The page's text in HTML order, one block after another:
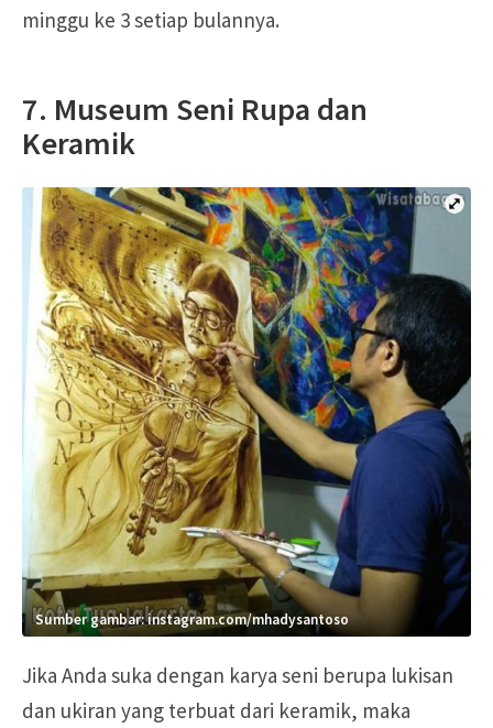
minggu ke 3 setiap bulannya.
7. Museum Seni Rupa dan
Keramik
Sumber gambar: instagram.com/mhadysantoso
Jika Anda suka dengan karya seni berupa lukisan
dan ukiran yang terbuat dari keramik, maka